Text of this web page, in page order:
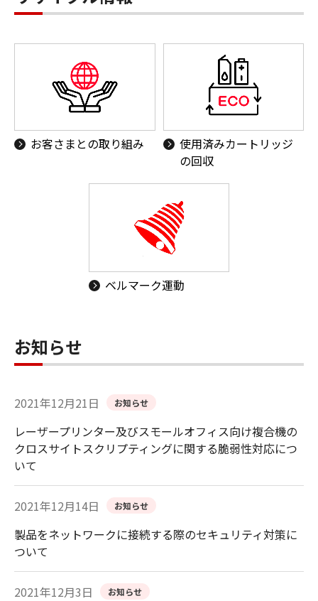
お客さまとの取り組み
使用済みカートリッジ
の回収
ベルマーク運動
お知らせ
2021年12月21日 お知らせ
レーザープリンター及びスモールオフィス向け複合機の
クロスサイトスクリプティングに関する脆弱性対応につ
いて
2021年12月14日 お知らせ
製品をネットワークに接続する際のセキュリティ対策に
ついて
2021年12月3日 お知らせ